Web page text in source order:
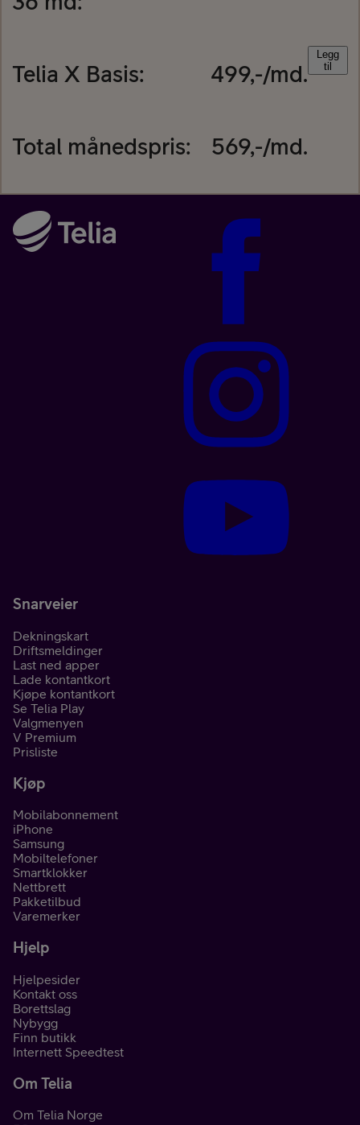
Telia X Basis: 499,-/md.
Total månedspris: 569,-/md.
Legg
til
Snarveier
Dekningskart
Driftsmeldinger
Last ned apper
Lade kontantkort
Kjøpe kontantkort
Se Telia Play
Valgmenyen
V Premium
Prisliste
Kjøp
Mobilabonnement
iPhone
Samsung
Mobiltelefoner
Smartklokker
Nettbrett
Pakketilbud
Varemerker
Hjelp
Hjelpesider
Kontakt oss
Borettslag
Nybygg
Finn butikk
Internett Speedtest
Om Telia
Om Telia Norge